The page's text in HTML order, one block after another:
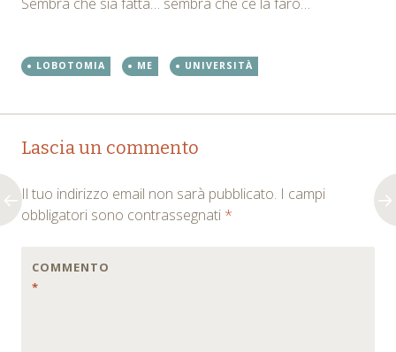
LOBOTOMIA ME UNIVERSITÀ
Post
navigation
Lascia un commento
Il tuo indirizzo email non sarà pubblicato. I campi
obbligatori sono contrassegnati *
COMMENTO
*